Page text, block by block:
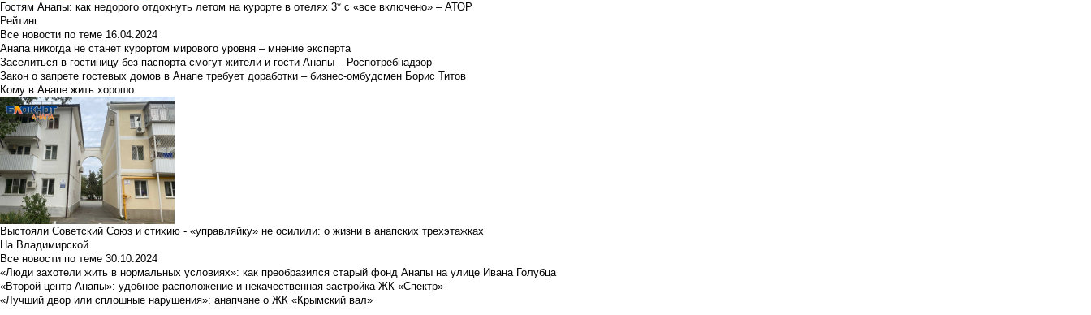
Гостям Анапы: как недорого отдохнуть летом на курорте в отелях 3* с «все включено» – АТОР
Рейтинг
Все новости по теме 16.04.2024
Анапа никогда не станет курортом мирового уровня – мнение эксперта
Заселиться в гостиницу без паспорта смогут жители и гости Анапы – Роспотребнадзор
Закон о запрете гостевых домов в Анапе требует доработки – бизнес-омбудсмен Борис Титов
Кому в Анапе жить хорошо
Выстояли Советский Союз и стихию - «управляйку» не осилили: о жизни в анапских трехэтажках
На Владимирской
Все новости по теме 30.10.2024
«Люди захотели жить в нормальных условиях»: как преобразился старый фонд Анапы на улице Ивана Голубца
«Второй центр Анапы»: удобное расположение и некачественная застройка ЖК «Спектр»
«Лучший двор или сплошные нарушения»: анапчане о ЖК «Крымский вал»